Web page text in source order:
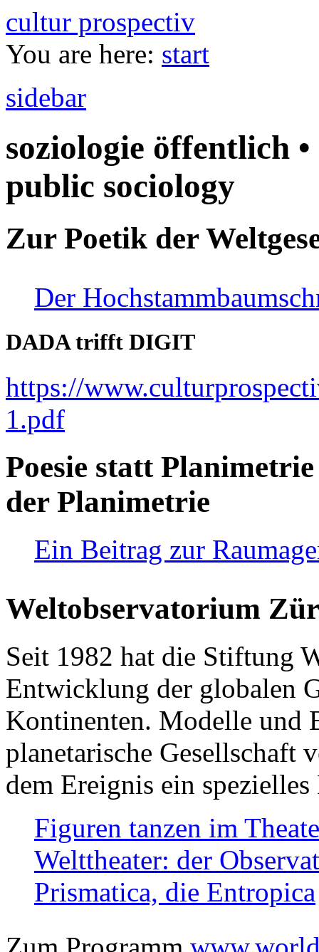
cultur prospectiv
You are here: start
sidebar
soziologie öffentlich
public sociology
Zur Poetik der
Der
DADA trifft DIGIT
https://
1.pdf
Poesie statt
der Planimetrie
Ein Beitrag zur
Weltobservatorium
Seit 1982 hat die Stiftung
Entwicklung der globalen
Kontinenten. Modelle und
planetarische Gesellschaft
dem Ereignis ein
Figuren tanzen im
Welttheater: der
Prismatica, die Entropica